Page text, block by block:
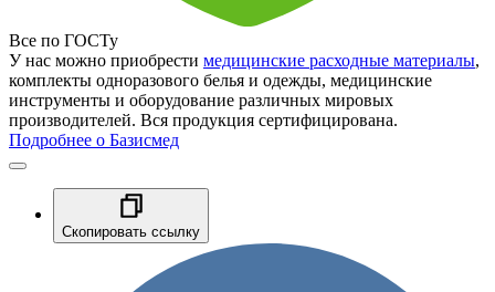
Все по ГОСТу
У нас можно приобрести медицинские расходные материалы,
комплекты одноразового белья и одежды, медицинские
инструменты и оборудование различных мировых
производителей. Вся продукция сертифицирована.
Подробнее о Базисмед
Скопировать ссылку